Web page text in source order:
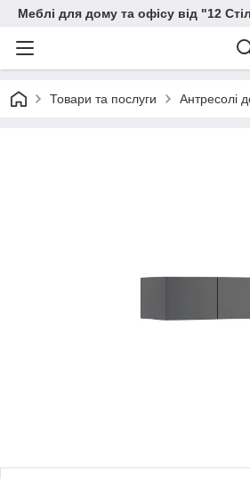
Меблі для дому та офісу від "12
Товари та послуги Антресолі